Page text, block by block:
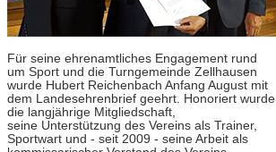
Für seine ehrenamtliches Engagement rund
um Sport und die Turngemeinde Zellhausen
wurde Hubert Reichenbach Anfang August mit
dem Landesehrenbrief geehrt. Honoriert wurde
die langjährige Mitgliedschaft,
seine Unterstützung des Vereins als Trainer,
Sportwart und - seit 2009 - seine Arbeit als